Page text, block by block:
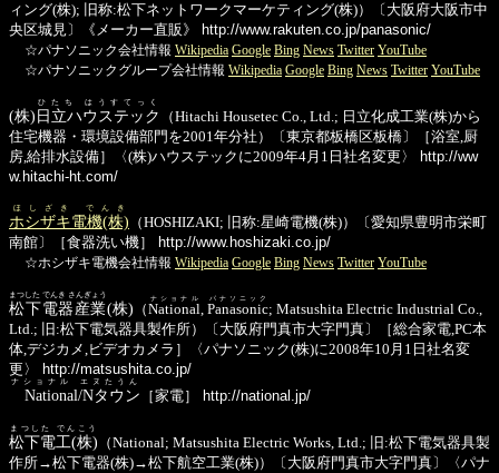
ィング(株); 旧称:松下ネットワークマーケティング(株)）〔大阪府大阪市中
央区城見〕《メーカー直販》
http://www.rakuten.co.jp/panasonic/
☆パナソニック会社情報 Wikipedia Google Bing News Twitter YouTube
☆パナソニックグループ会社情報 Wikipedia Google Bing News Twitter YouTube
(株)日立ハウステック
ひたち はうすてっく
（Hitachi Housetec Co., Ltd.; 日立化成工業(株)から
住宅機器・環境設備部門を2001年分社）〔東京都板橋区板橋〕［浴室,厨
房,給排水設備］〈(株)ハウステックに2009年4月1日社名変更〉
http://ww
w.hitachi-ht.com/
ホシザキ電機(株)
ほしざき でんき
（HOSHIZAKI; 旧称:星崎電機(株)）〔愛知県豊明市栄町
南館〕［食器洗い機］
http://www.hoshizaki.co.jp/
☆ホシザキ電機会社情報 Wikipedia Google Bing News Twitter YouTube
松下電器産業
まつした でんき さんぎょう
(株) （National
ナショナル
Panasonic
パナソニック
; Matsushita Electric Industrial Co.,
Ltd.; 旧:松下電気器具製作所）〔大阪府門真市大字門真〕［総合家電,PC本
体,デジカメ,ビデオカメラ］〈パナソニック(株)に2008年10月1日社名変
更〉
http://matsushita.co.jp/
National/Nタウン
ナショナル エヌたうん
［家電］ http://national.jp/
松下電工(株)
まつした でんこう
（National; Matsushita Electric Works, Ltd.; 旧:松下電気器具製
作所→松下電器(株)→松下航空工業(株)）〔大阪府門真市大字門真〕〈パナ